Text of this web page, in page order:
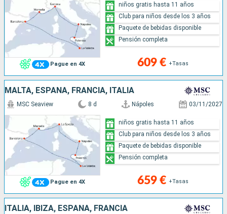
Pague en 4X 609 € +Tasas
niños gratis hasta 11 años
Club para niños desde los 3 años
Paquete de bebidas disponible
Pensión completa
MALTA, ESPAÑA, FRANCIA, ITALIA
Pague en 4X
MSC Seaview 8 d Nápoles 03/11/2027
659 € +Tasas
niños gratis hasta 11 años
Club para niños desde los 3 años
Paquete de bebidas disponible
Pensión completa
ITALIA, IBIZA, ESPAÑA, FRANCIA